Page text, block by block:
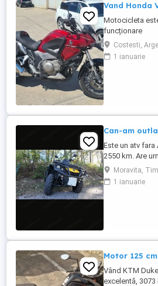
Vand Honda
Motocicleta
funcționare
Costesti,
1 ianuarie
Can-am
Este un atv fara
2550 km. Are
nivele
fata Bullbar
Jante beadlock
Moravita,
1 ianuarie
Motor 125
Vând KTM
excelentă,